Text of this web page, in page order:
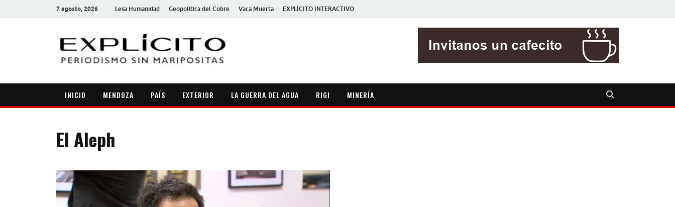
7 agosto, 2026 Lesa Humanidad Geopolítica del Cobre Vaca Muerta EXPLÍCITO INTERACTIVO
INICIO MENDOZA PAÍS EXTERIOR LA GUERRA DEL AGUA RIGI MINERÍA
El Aleph